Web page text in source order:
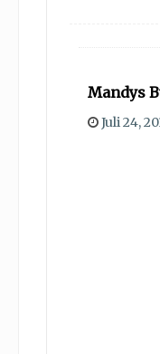
Mandys
Juli 24,